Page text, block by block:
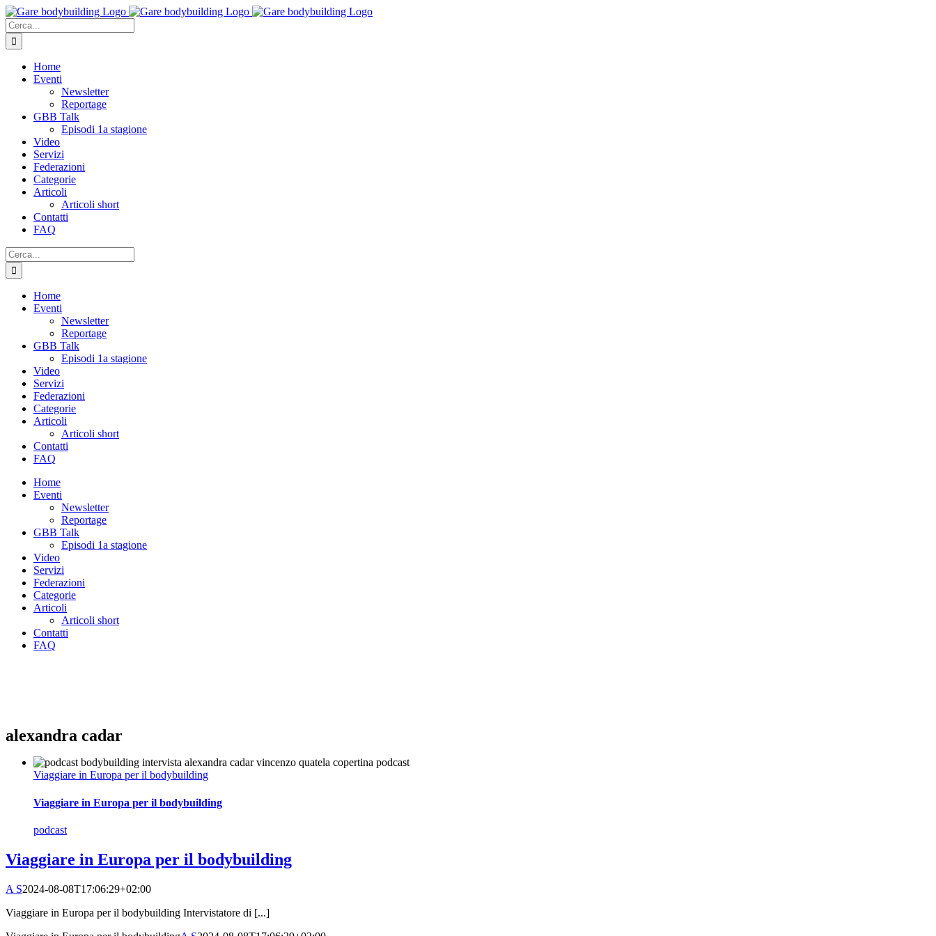
Salta
al
contenuto
Cerca
per:
Home
Eventi
Newsletter
Reportage
GBB Talk
Episodi 1a stagione
Video
Servizi
Federazioni
Categorie
Articoli
Articoli short
Contatti
FAQ
Cerca
per:
Home
Eventi
Newsletter
Reportage
GBB Talk
Episodi 1a stagione
Video
Servizi
Federazioni
Categorie
Articoli
Articoli short
Contatti
FAQ
Home
Eventi
Newsletter
Reportage
GBB Talk
Episodi 1a stagione
Video
Servizi
Federazioni
Categorie
Articoli
Articoli short
Contatti
FAQ
alexandra cadar
Viaggiare in Europa per il bodybuilding
Viaggiare in Europa per il bodybuilding
podcast
Viaggiare in Europa per il bodybuilding
A S2024-08-08T17:06:29+02:00
Viaggiare in Europa per il bodybuilding Intervistatore di [...]